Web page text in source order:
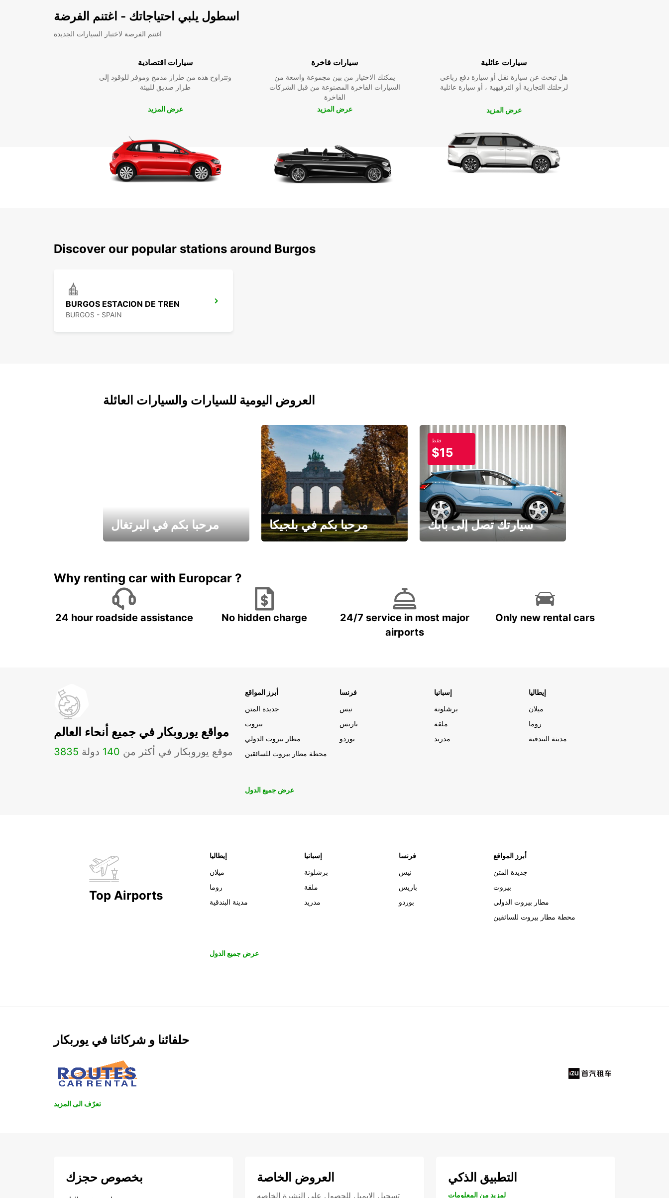
اسطول يلبي احتياجاتك - اغتنم الفرضة
اغتنم الفرصة لاختبار السيارات الجديدة
سيارات اقتصادية
وتتراوح هذه من طراز مدمج وموفر للوقود إلى
طراز صديق للبيئة
عرض المزيد
سيارات فاخرة
يمكنك الاختيار من بين مجموعة واسعة من
السيارات الفاخرة المصنوعة من قبل الشركات
الفاخرة
عرض المزيد
سيارات عائلية
هل تبحث عن سيارة نقل أو سيارة دفع رباعي
لرحلتك التجارية أو الترفيهية ، أو سيارة عائلية
عرض المزيد
Discover our popular stations around Burgos
BURGOS ESTACION DE TREN
BURGOS - SPAIN
العروض اليومية للسيارات والسيارات العائلة
مرحبا بكم في البرتغال مرحبا بكم في بلجيكا
فقط
$15
سيارتك تصل إلى بابك
Why renting car with Europcar ?
24 hour roadside assistance No hidden charge
24/7 service in most major
airports
Only new rental cars
مواقع يوروبكار في جميع أنحاء العالم
3835 موقع يوروبكار في أكثر من 140 دولة
أبرز المواقع
جديدة المتن
بيروت
مطار بيروت الدولي
محطة مطار بيروت للسائقين
فرنسا
نيس
باريس
بوردو
إسبانيا
برشلونة
ملقة
مدريد
إيطاليا
ميلان
روما
مدينة البندقية
عرض جميع الدول
Top Airports
إيطاليا
ميلان
روما
مدينة البندقية
إسبانيا
برشلونة
ملقة
مدريد
فرنسا
نيس
باريس
بوردو
أبرز المواقع
جديدة المتن
بيروت
مطار بيروت الدولي
محطة مطار بيروت للسائقين
عرض جميع الدول
حلفائنا و شركائنا في يوربكار
تعرّف الى المزيد
بخصوص حجزك العروض الخاصة
تسجيل الايميل للحصول علي النشرة الخاصه
التطبيق الذكي
لمزيد من المعلومات